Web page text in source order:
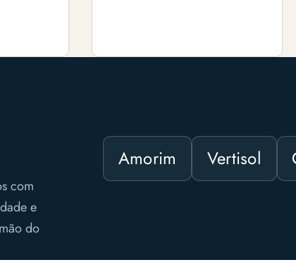
com
e
do
Amorim Vertisol